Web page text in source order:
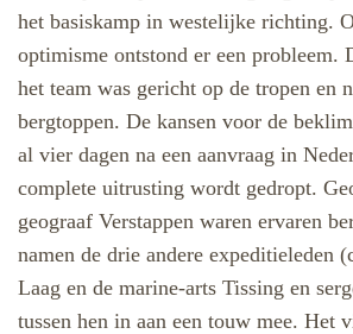
het basiskamp in westelijke richting.
optimisme ontstond er een probleem.
het team was gericht op de tropen en
bergtoppen. De kansen voor de
al vier dagen na een aanvraag in
complete uitrusting wordt gedropt.
geograaf Verstappen waren ervaren
namen de drie andere expeditieleden
Laag en de marine-arts Tissing en
tussen hen in aan een touw mee. Het